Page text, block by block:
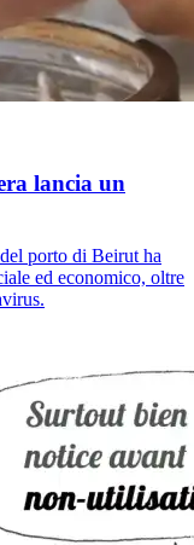
lancia un
porto di Beirut ha
ed economico, oltre